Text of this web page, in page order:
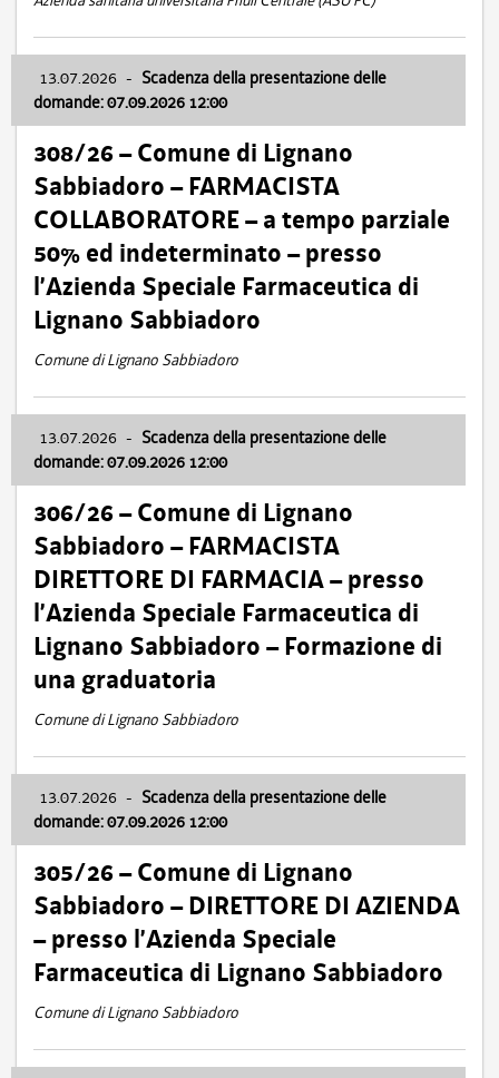
13.07.2026 - Scadenza della presentazione delle
domande: 07.09.2026 12:00
308/26 – Comune di Lignano
Sabbiadoro – FARMACISTA
COLLABORATORE – a tempo parziale
50% ed indeterminato – presso
l’Azienda Speciale Farmaceutica di
Lignano Sabbiadoro
Comune di Lignano Sabbiadoro
13.07.2026 - Scadenza della presentazione delle
domande: 07.09.2026 12:00
306/26 – Comune di Lignano
Sabbiadoro – FARMACISTA
DIRETTORE DI FARMACIA – presso
l’Azienda Speciale Farmaceutica di
Lignano Sabbiadoro – Formazione di
una graduatoria
Comune di Lignano Sabbiadoro
13.07.2026 - Scadenza della presentazione delle
domande: 07.09.2026 12:00
305/26 – Comune di Lignano
Sabbiadoro – DIRETTORE DI AZIENDA
– presso l’Azienda Speciale
Farmaceutica di Lignano Sabbiadoro
Comune di Lignano Sabbiadoro